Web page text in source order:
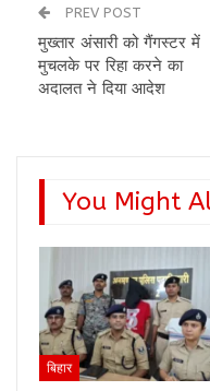
PREV POST
मुख्तार अंसारी को गैंगस्टर में
मुचलके पर रिहा करने का
अदालत ने दिया आदेश
You Might
बिहार